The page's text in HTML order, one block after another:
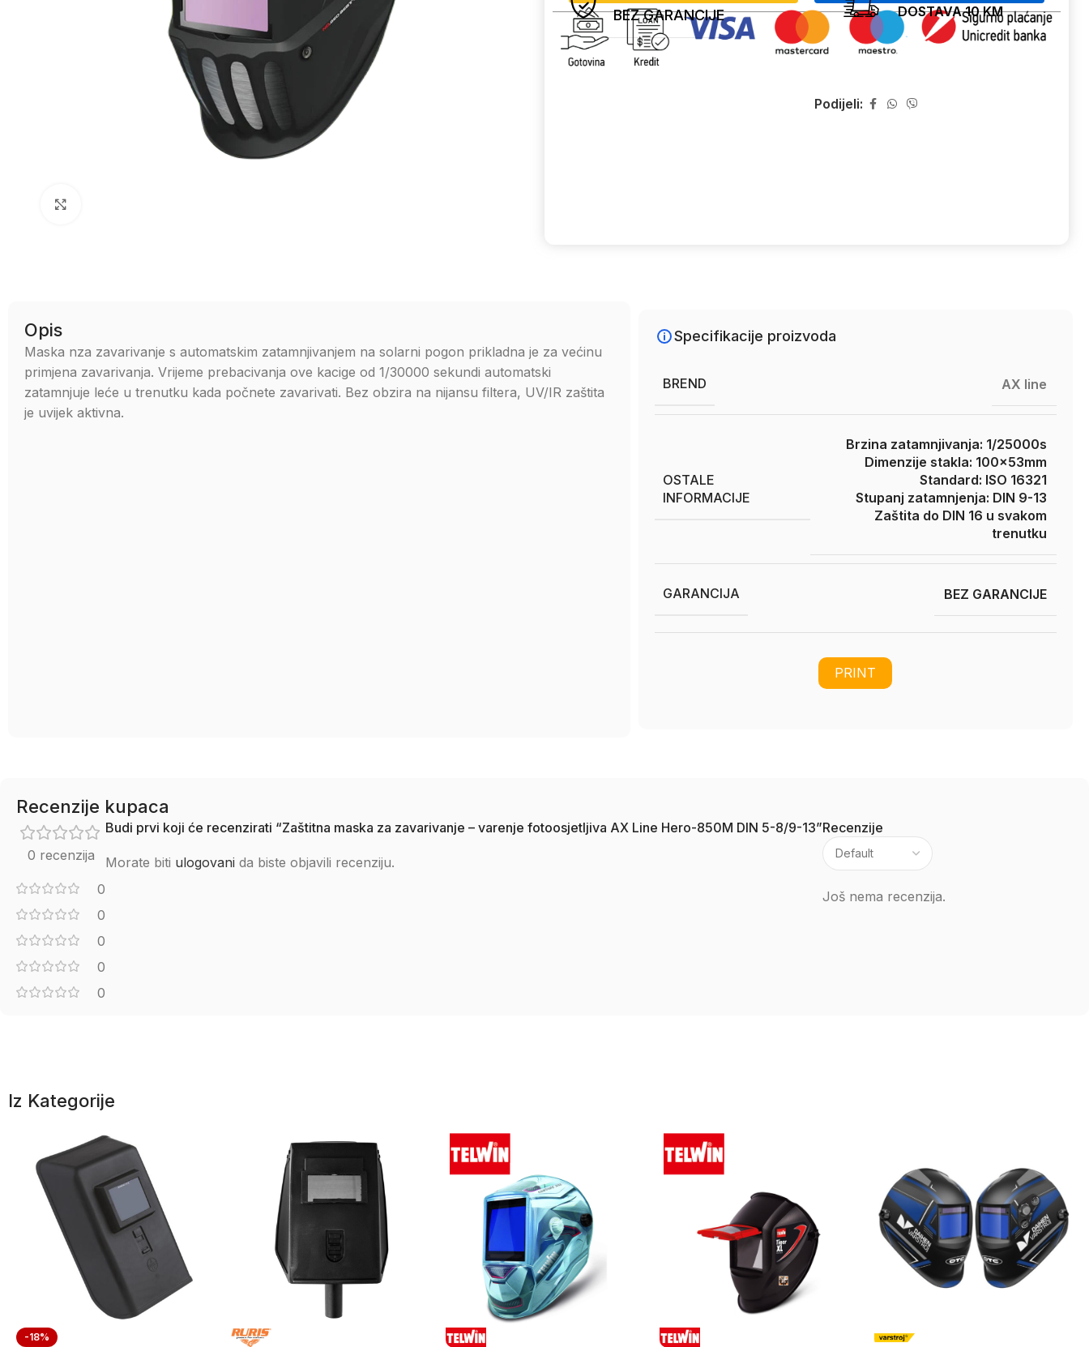
BEZ GARANCIJE DOSTAVA 10 KM
Podijeli:
Opis
Maska nza zavarivanje s automatskim zatamnjivanjem na solarni pogon prikladna je za većinu
primjena zavarivanja. Vrijeme prebacivanja ove kacige od 1/30000 sekundi automatski
zatamnjuje leće u trenutku kada počnete zavarivati. Bez obzira na nijansu filtera, UV/IR zaštita
je uvijek aktivna.
Specifikacije proizvoda
BREND AX line
OSTALE
INFORMACIJE
Brzina zatamnjivanja: 1/25000s
Dimenzije stakla: 100x53mm
Standard: ISO 16321
Stupanj zatamnjenja: DIN 9-13
Zaštita do DIN 16 u svakom
trenutku
GARANCIJA BEZ GARANCIJE
PRINT
Recenzije kupaca
0 recenzija
0
0
0
0
0
Recenzije
Još nema recenzija.
Budi prvi koji će recenzirati “Zaštitna maska za zavarivanje – varenje fotoosjetljiva AX Line Hero-850M DIN 5-8/9-13”
Morate biti ulogovani da biste objavili recenziju.
Iz Kategorije
-18%